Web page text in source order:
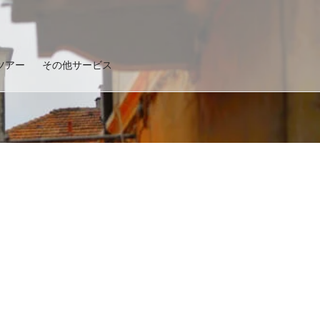
アー その他サービス